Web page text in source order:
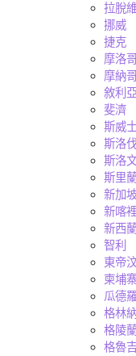
拉脫
挪威
捷克
摩洛
摩納
敘利亞
斐濟
斯威
斯洛
斯洛
斯里
新加
新喀
新西蘭
智利
東帝
柬埔
瓜德
格林
格陵蘭
格魯